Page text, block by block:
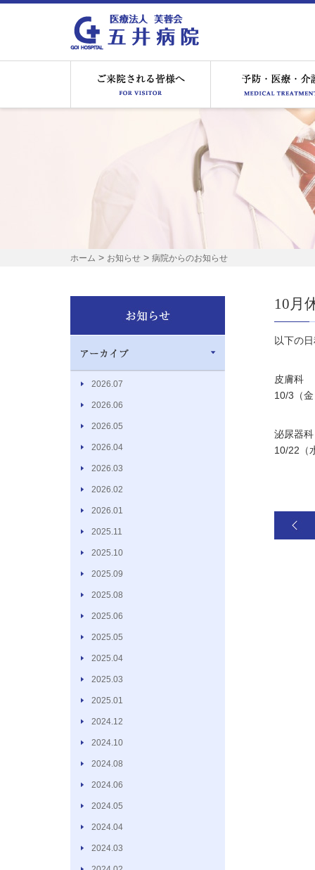
ホーム > お知らせ > 病院からのお知らせ
2026.07
2026.06
2026.05
2026.04
2026.03
2026.02
2026.01
2025.11
2025.10
2025.09
2025.08
2025.06
2025.05
2025.04
2025.03
2025.01
2024.12
2024.10
2024.08
2024.06
2024.05
2024.04
2024.03
10月
以下の
皮膚科
10/3（
泌尿器科
10/22（